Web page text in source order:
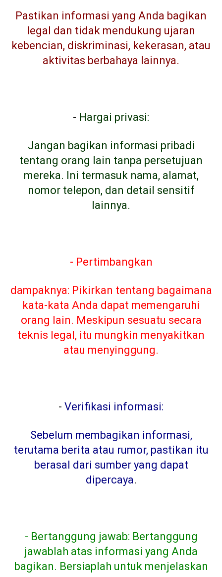
Pastikan informasi yang Anda bagikan
legal dan tidak mendukung ujaran
kebencian, diskriminasi, kekerasan, atau
aktivitas berbahaya lainnya.
- Hargai privasi:
Jangan bagikan informasi pribadi
tentang orang lain tanpa persetujuan
mereka. Ini termasuk nama, alamat,
nomor telepon, dan detail sensitif
lainnya.
- Pertimbangkan
dampaknya: Pikirkan tentang bagaimana
kata-kata Anda dapat memengaruhi
orang lain. Meskipun sesuatu secara
teknis legal, itu mungkin menyakitkan
atau menyinggung.
- Verifikasi informasi:
Sebelum membagikan informasi,
terutama berita atau rumor, pastikan itu
berasal dari sumber yang dapat
dipercaya.
- Bertanggung jawab: Bertanggung
jawablah atas informasi yang Anda
bagikan. Bersiaplah untuk menjelaskan